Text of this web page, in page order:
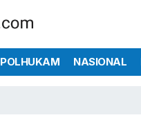
POLHUKAM NASIONAL